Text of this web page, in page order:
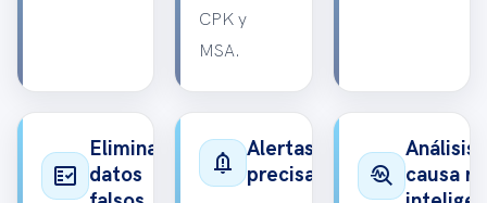
CPK y
MSA.
fact_check
Eliminar
datos
notification_important
Alertas
precisas
troubleshoot
Análisis
causa